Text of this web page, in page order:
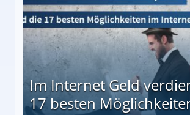
Im Internet Geld
17 besten